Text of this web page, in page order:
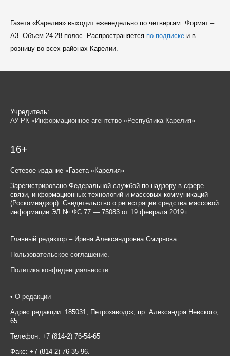
Газета «Карелия» выходит еженедельно по четвергам. Формат –
A3. Объем 24-28 полос. Распространяется по подпискеи в
розницу во всех районах Карелии.
Учредитель:
АУ РК «Информационное агентство «Республика Карелия»
16+
Сетевое издание «Газета «Карелия»
Зарегистрировано Федеральной службой по надзору в сфере
связи, информационных технологий и массовых коммуникаций
(Роскомнадзор). Свидетельство о регистрации средства массовой
информации ЭЛ № ФС 77 — 75083 от 19 февраля 2019 г.
Главный редактор – Ирина Александровна Смирнова.
Пользовательское соглашение
Политика конфиденциальности
• О редакции
Адрес редакции: 185031, Петрозаводск, пр. Александра Невского,
65.
Телефон: +7 (814-2) 76-54-65
Факс: +7 (814-2) 76-35-96.